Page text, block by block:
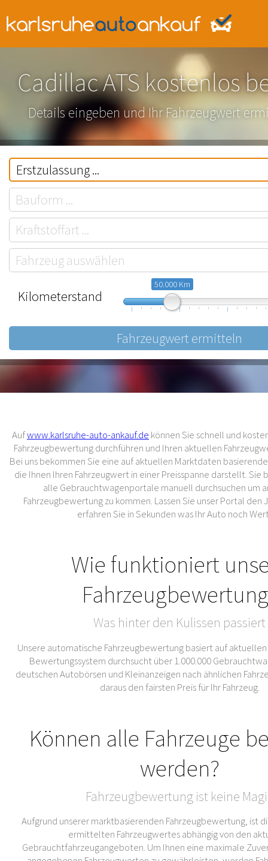
Cadillac ATS kostenlos
Details eingeben und Ihr Fahrzeugwert
Kilometerstand
50.000 Km
Aufwww.karlsruhe-auto-ankauf.de können Sie schnell und
Fahrzeugbewertung durchführen und Ihren aktuellen
Bei uns bekommen Sie eine auf aktuellen Marktdaten
die Ihnen Ihren Fahrzeugwert in einer Preisspanne darstellt. Sie
alle Gebrauchtwagenportale manuell durchsuchen um
Fahrzeugbewertung zu kommen. Lassen Sie unser Portal den
erfahren Sie in Sekunden was Ihr Auto noch
Wie funktioniert
Was hinter den Kulissen passiert
Unsere automatische Fahrzeugbewertung basiert auf
Bewertungssystem durchsucht über 1.000.000
deutschen Autobörsen und Kleinanzeigen nach ähnlichen
daraus den fairsten Preis für Ihr Fahrzeug.
Können alle Fahrzeuge
werden?
Fahrzeugbewertung ist keine
Aufgrund unserer marktbasierenden Fahrzeugbewertung, ist
ermittelten Fahrzeugwertes abhängig von den
Gebrauchtfahrzeugangeboten. Um Ihnen eine maximale